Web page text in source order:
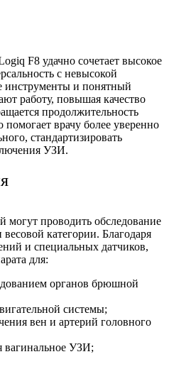
F8 удачно сочетает высокое
с невысокой
и понятный
работу, повышая качество
продолжительность
врачу более уверенно
стандартизировать
УЗИ.
могут проводить обследование
категории. Благодаря
и специальных датчиков,
для:
органов брюшной
системы;
вен и артерий головного
вагинальное УЗИ;